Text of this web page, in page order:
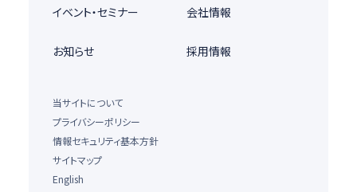
イベント・セミナー 会社情報
お知らせ 採用情報
当サイトについて
プライバシーポリシー
情報セキュリティ基本方針
サイトマップ
English